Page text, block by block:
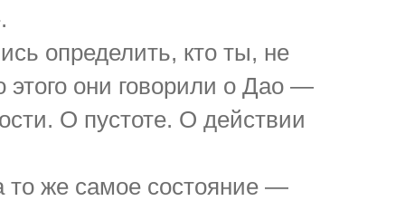
определить, кто ты, не
этого они говорили о Дао —
О пустоте. О действии
то же самое состояние —